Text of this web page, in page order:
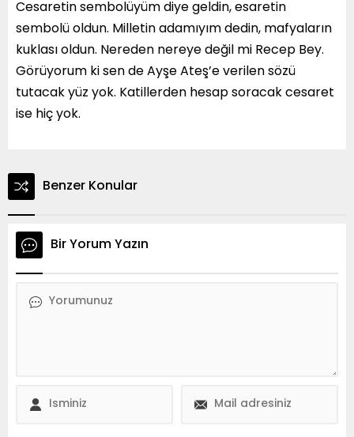
Cesaretin sembolüyüm diye geldin, esaretin
sembolü oldun. Milletin adamıyım dedin, mafyaların
kuklası oldun. Nereden nereye değil mi Recep Bey.
Görüyorum ki sen de Ayşe Ateş’e verilen sözü
tutacak yüz yok. Katillerden hesap soracak cesaret
ise hiç yok.
Benzer Konular
Bir Yorum Yazın